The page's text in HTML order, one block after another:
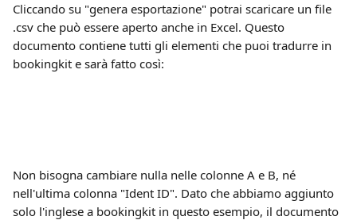
Cliccando su "genera esportazione" potrai scaricare un file
.csv che può essere aperto anche in Excel. Questo
documento contiene tutti gli elementi che puoi tradurre in
bookingkit e sarà fatto così:
Non bisogna cambiare nulla nelle colonne A e B, né
nell'ultima colonna "Ident ID". Dato che abbiamo aggiunto
solo l'inglese a bookingkit in questo esempio, il documento